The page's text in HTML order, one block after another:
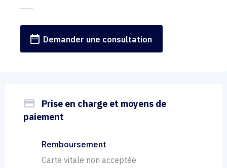
date_range Demander une consultation
payment
Prise en charge et moyens de
paiement
Remboursement
Carte vitale non acceptée